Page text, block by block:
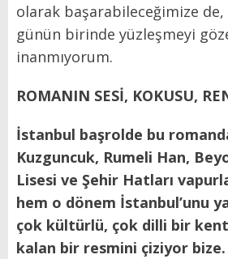
olarak başarabileceğimize
günün birinde yüzleşmeyi
inanmıyorum.
ROMANIN SESİ, KOKUSU,
İstanbul başrolde bu
Kuzguncuk, Rumeli Han,
Lisesi ve Şehir Hatları
hem o dönem İstanbul’unu
çok kültürlü, çok dilli bir
kalan bir resmini çiziyor